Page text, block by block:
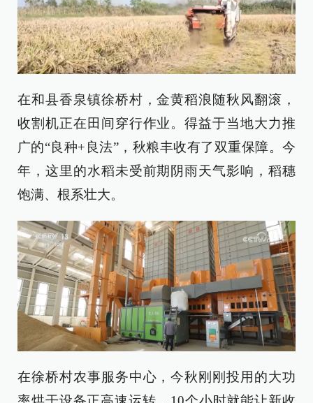
在和县香泉镇徐桥村，金黄稻浪随秋风翻滚，
收割机正在田间穿行作业。得益于当地大力推
广的“良种+良法”，秋粮丰收有了双重保障。今
年，这里的水稻未受前期阴雨天气影响，稻穗
饱满、根系壮大。
在徐桥村农事服务中心，今秋刚刚投用的大功